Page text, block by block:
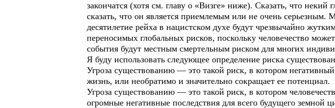
закончатся (хотя см. главу о «Визге» ниже). Сказать, что
сказать, что он является приемлемым или не очень
десятилетие рейха в нацистском духе будут чрезвычайно
переносимых глобальных рисков, поскольку человечество
события будут местным смертельным риском для многих
Я буду использовать следующее определение риска
Угроза существованию — это такой риск, в котором
жизнь, или необратимо и значительно сокращает ее потенциал.
Угроза существованию — это такой риск, в котором
огромные негативные последствия для всего будущего земной